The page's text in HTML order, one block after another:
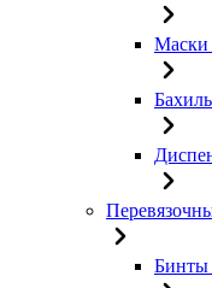
Маски
Бинты